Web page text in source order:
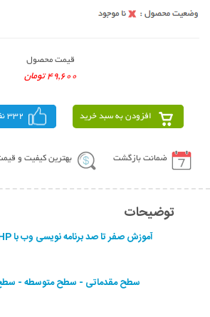
قیمت محصول
49,600 تومان
افزودن به سبد خرید 332 نفر
ضمانت بازگشت بهترین کیفیت و
توضیحات
آموزش صفر تا صد برنامه نویسی وب با PHP و MYSQL
سطح مقدماتی - سطح متوسطه -